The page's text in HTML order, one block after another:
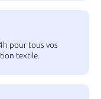
pour tous vos
textile.